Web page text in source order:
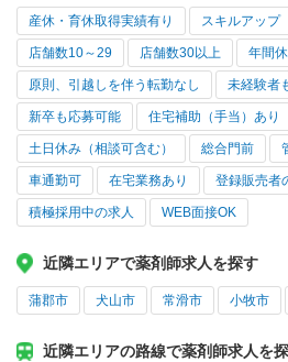
産休・育休取得実績有り スキルアップ
店舗数10～29 店舗数30以上 年間
原則、引越しを伴う転勤なし 未経験者
新卒も応募可能 住宅補助（手当）あり
土日休み（相談可含む） 総合門前
車通勤可 在宅業務あり 登録販売者
積極採用中の求人 WEB面接OK
近隣エリアで薬剤師求人を探す
蒲郡市 犬山市 常滑市 小牧市
近隣エリアの路線で薬剤師求人を